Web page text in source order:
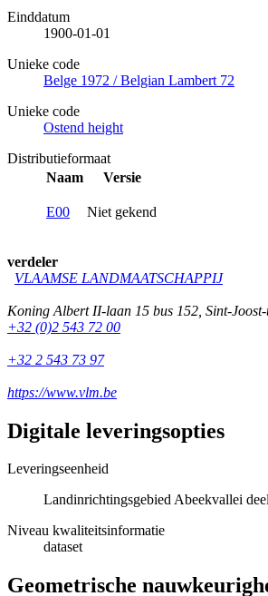
Einddatum
1900-01-01
Unieke code
Belge 1972 / Belgian Lambert 72
Unieke code
Ostend height
Distributieformaat
Naam
Versie
E00 Niet gekend
verdeler
VLAAMSE LANDMAATSCHAPPIJ
Koning Albert II-laan 15 bus 152 Sint-
+32 (0)2 543 72 00
+32 2 543 73 97
https://www.vlm.be
Digitale leveringsopties
Leveringseenheid
Landinrichtingsgebied Abeekvallei
Niveau kwaliteitsinformatie
dataset
Geometrische